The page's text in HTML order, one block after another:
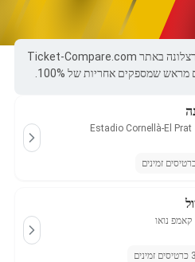
כל הכרטיסים לאספניול נגד ברצלונה באתר Ticket-Compare.com
שמספקים אחריות של 100%.
Estadio Cornellà-El Prat
קאמפ נואו